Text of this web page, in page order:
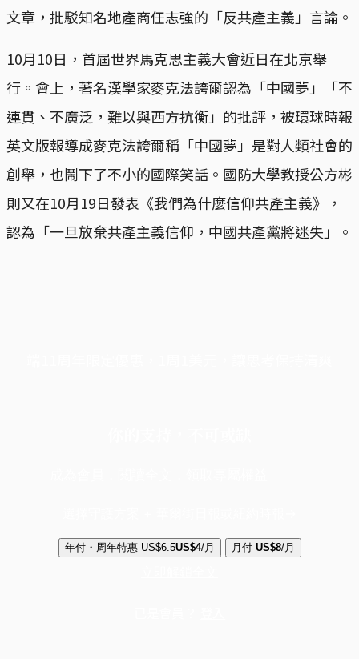
文章，批駁知名地產商任志強的「反共產主義」言論。
10月10日，首屆世界馬克思主義大會近日在北京舉
行。會上，著名漢學家麥克法誇爾認為「中國夢」「不
連貫、不廣泛，難以與西方抗衡」的批評，被環球時報
英文版報導成麥克法誇爾稱「中國夢」是對人類社會的
創舉，也鬧下了不小的國際笑話。國防大學教授公方彬
則又在10月19日發表《我們為什麼信仰共產主義》，
認為「一旦放棄共產主義信仰，中國共產黨將迷失」。
年付・周年特惠 US$6.5US$4/月 月付 US$8/月